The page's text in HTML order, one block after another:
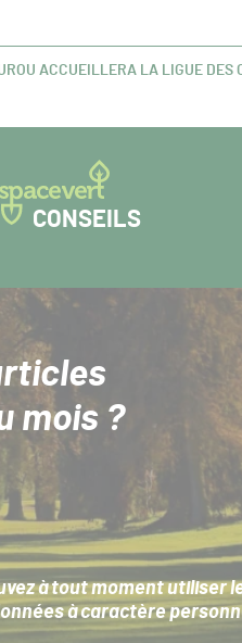
ACCUEILLERA LA LIGUE DES
CONSEILS
mois ?
à tout moment utiliser
à caractère